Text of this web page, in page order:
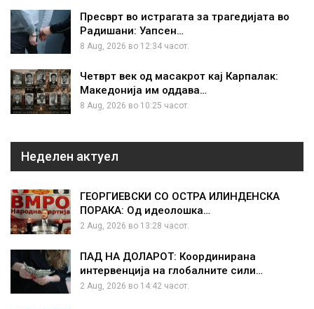
Пресврт во истрагата за трагедијата во
Радишани: Уапсен…
8 Aug, 2026 во 12:34 часот.
Четврт век од масакрот кај Карпалак:
Македонија им оддава…
8 Aug, 2026 во 10:25 часот.
Неделен актуел
ГЕОРГИЕВСКИ СО ОСТРА ИЛИНДЕНСКА
ПОРАКА: Од идеолошка…
2 Aug, 2026 во 13:28 часот.
ПАД НА ДОЛАРОТ: Координирана
интервенција на глобалните сили…
2 Aug, 2026 во 14:42 часот.